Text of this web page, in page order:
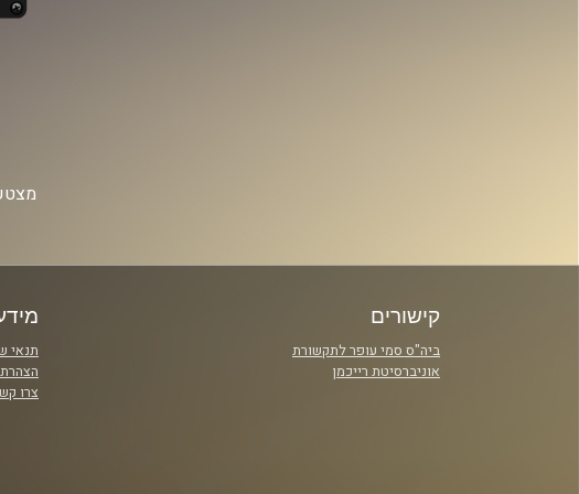
קישורים
ביה"ס סמי עופר לתקשורת
אוניברסיטת רייכמן
תנאי
צרו